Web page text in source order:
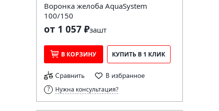
Воронка желоба AquaSystem
100/150
от 1 057 ₽зашт
В КОРЗИНУ КУПИТЬ В 1 КЛИК
Сравнить В избранное
Нужна консультация?